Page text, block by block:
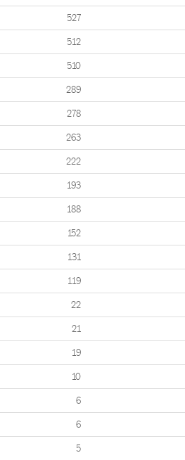
527
512
510
289
278
263
222
193
188
152
131
119
22
21
19
10
6
6
5